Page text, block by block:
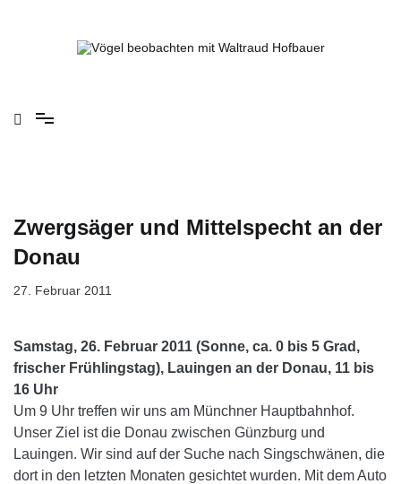
Zwergsäger und Mittelspecht an der
Donau
27. Februar 2011
Samstag, 26. Februar 2011 (Sonne, ca. 0 bis 5 Grad,
frischer Frühlingstag), Lauingen an der Donau, 11 bis
16 Uhr
Um 9 Uhr treffen wir uns am Münchner Hauptbahnhof.
Unser Ziel ist die Donau zwischen Günzburg und
Lauingen. Wir sind auf der Suche nach Singschwänen, die
dort in den letzten Monaten gesichtet wurden. Mit dem Auto